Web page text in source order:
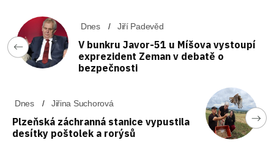
Dnes Jiří Padevěd
V bunkru Javor-51 u Míšova vystoupí
exprezident Zeman v debatě o
bezpečnosti
Dnes Jiřina Suchorová
Plzeňská záchranná stanice vypustila
desítky poštolek a rorýsů